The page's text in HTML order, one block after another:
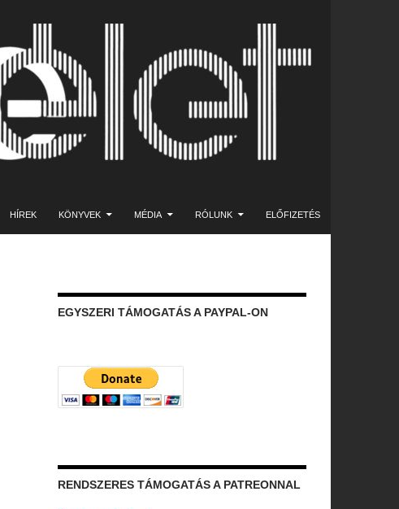
HÍREK KÖNYVEK MÉDIA RÓLUNK ELŐFIZETÉS
EGYSZERI TÁMOGATÁS A PAYPAL-ON
RENDSZERES TÁMOGATÁS A PATREONNAL